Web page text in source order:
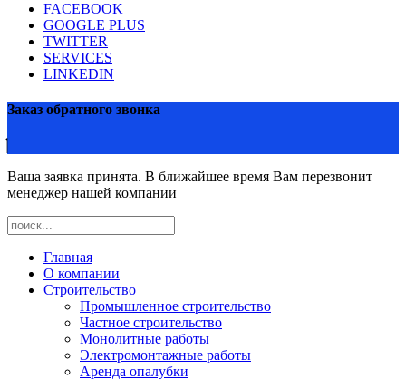
FACEBOOK
GOOGLE PLUS
TWITTER
SERVICES
LINKEDIN
Заказ обратного звонка
Ваша заявка принята. В ближайшее время Вам перезвонит
менеджер нашей компании
Главная
О компании
Строительство
Промышленное строительство
Частное строительство
Монолитные работы
Электромонтажные работы
Аренда опалубки